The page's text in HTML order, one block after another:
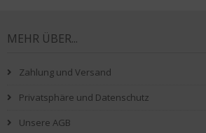
MEHR ÜBER...
Zahlung und Versand
Privatsphäre und Datenschutz
Unsere AGB